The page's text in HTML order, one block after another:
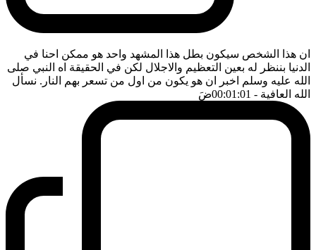
ان هذا الشخص سيكون بطل هذا المشهد واحد هو ممكن احنا في
الدنيا بننظر له بعين التعظيم والاجلال لكن في الحقيقة اه النبي صلى
الله عليه وسلم اخبر ان هو يكون من اول من تسعر بهم النار. نسأل
الله العافية - 00:01:01 ضَ